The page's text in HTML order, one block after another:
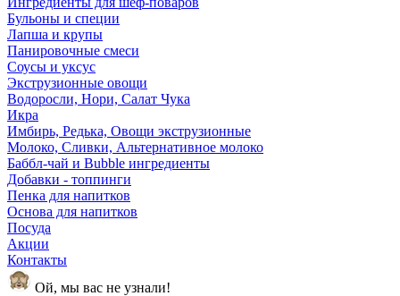
Бульоны и специи
Лапша и крупы
Панировочные смеси
Соусы и уксус
Экструзионные овощи
Водоросли, Нори, Салат Чука
Икра
Имбирь, Редька, Овощи экструзионные
Молоко, Сливки, Альтернативное молоко
Баббл-чай и Bubble ингредиенты
Добавки - топпинги
Пенка для напитков
Основа для напитков
Посуда
Акции
Контакты
Ой, мы вас не узнали!